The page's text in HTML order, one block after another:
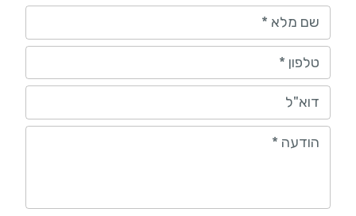
שם מלא *
טלפון *
דוא"ל
הודעה *